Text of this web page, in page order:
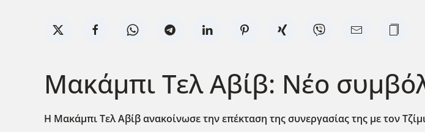
Μακάμπι Τελ Αβίβ: Νέο
Η Μακάμπι Τελ Αβίβ ανακοίνωσε την επέκταση της συνεργασίας της με τον